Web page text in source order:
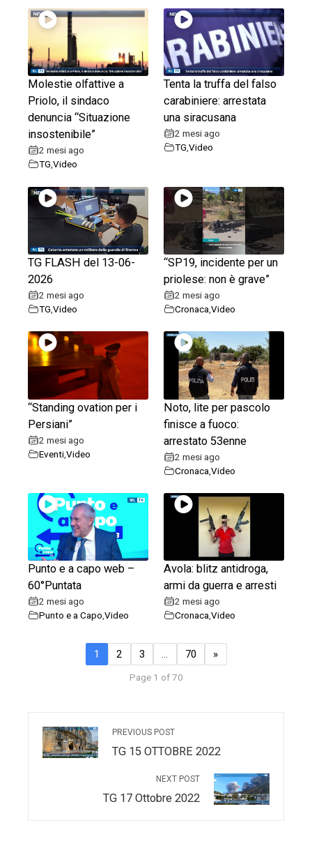
Molestie olfattive a
Priolo, il sindaco
denuncia “Situazione
insostenibile”
2 mesi ago
TG,Video
Tenta la truffa del falso
carabiniere: arrestata
una siracusana
2 mesi ago
TG,Video
TG FLASH del 13-06-
2026
2 mesi ago
TG Video
“SP19, incidente per un
priolese: non è grave”
2 mesi ago
Cronaca ,Video
“Standing ovation per i
Persiani”
2 mesi ago
EventiVideo
Noto, lite per pascolo
finisce a fuoco:
arrestato 53enne
2 mesi ago
Cronaca ,Video
Punto e a capo web –
60°Puntata
2 mesi ago
Punto e a Capo,Video
Avola: blitz antidroga,
armi da guerra e arresti
2 mesi ago
Cronaca,Video
1 2 3 … 70 »
Page 1 of 70
PREVIOUS POST
TG 15 OTTOBRE 2022
NEXT POST
TG 17 Ottobre 2022